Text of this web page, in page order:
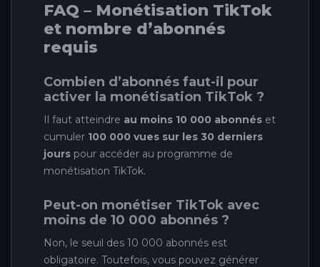
FAQ – Monétisation TikTok
et nombre d’abonnés
requis
Combien d’abonnés faut-il pour
activer la monétisation TikTok ?
Il faut atteindre au moins 10 000 abonnés et
cumuler 100 000 vues sur les 30 derniers
jours pour accéder au programme de
monétisation TikTok.
Peut-on monétiser TikTok avec
moins de 10 000 abonnés ?
Non, le seuil des 10 000 abonnés est
obligatoire. Toutefois, vous pouvez générer